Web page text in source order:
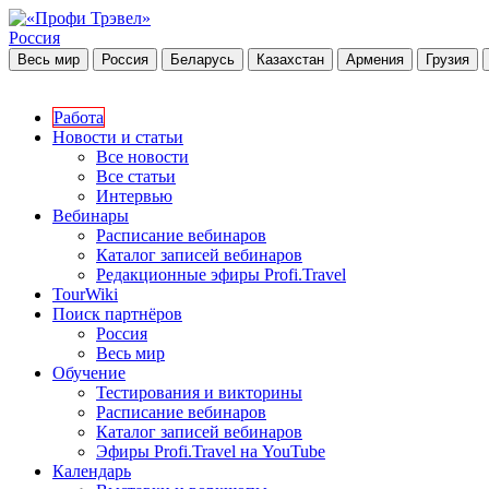
Россия
Весь мир Россия Беларусь Казахстан Армения Грузия
Работа
Новости и статьи
Все новости
Все статьи
Интервью
Вебинары
Расписание вебинаров
Каталог записей вебинаров
Редакционные эфиры Profi.Travel
TourWiki
Поиск партнёров
Россия
Весь мир
Обучение
Тестирования и викторины
Расписание вебинаров
Каталог записей вебинаров
Эфиры Profi.Travel на YouTube
Календарь